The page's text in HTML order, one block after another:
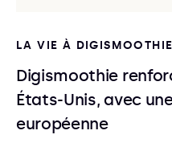
LA VIE À DIGISMOOTHIE
Digismoothie
États-Unis, avec
européenne